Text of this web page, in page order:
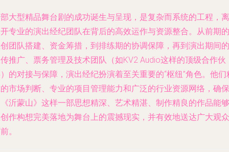
大型精品舞台剧的成功诞生与呈现，是复杂而系统的工程，离
专业的演出经纪团队在背后的高效运作与资源整合。从前期的
团队搭建、资金筹措，到排练期的协调保障，再到演出期间的
推广、票务管理及技术团队（如KV2 Audio这样的顶级合作伙
的对接与保障，演出经纪扮演着至关重要的“枢纽”角色。他们
市场判断、专业的项目管理能力和广泛的行业资源网络，确保
沂蒙山》这样一部思想精深、艺术精湛、制作精良的作品能够
作构想完美落地为舞台上的震撼现实，并有效地送达广大观众
。